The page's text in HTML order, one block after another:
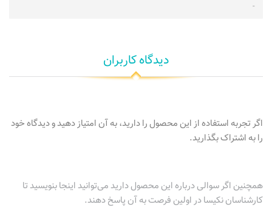
-
دیدگاه کاربران
اگر تجربه استفاده از این محصول را دارید، به آن امتیاز دهید و دیدگاه خود
را به اشتراک بگذارید.
همچنین اگر سوالی درباره این محصول دارید می‌توانید اینجا بنویسید تا
کارشناسان نکیسا در اولین فرصت به آن پاسخ دهند.